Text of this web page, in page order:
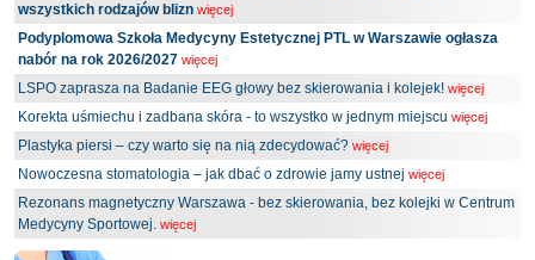
wszystkich rodzajów blizn więcej
Podyplomowa Szkoła Medycyny Estetycznej PTL w Warszawie ogłasza
nabór na rok 2026/2027 więcej
LSPO zaprasza na Badanie EEG głowy bez skierowania i kolejek! więcej
Korekta uśmiechu i zadbana skóra - to wszystko w jednym miejscu więcej
Plastyka piersi – czy warto się na nią zdecydować? więcej
Nowoczesna stomatologia – jak dbać o zdrowie jamy ustnej więcej
Rezonans magnetyczny Warszawa - bez skierowania, bez kolejki w Centrum
Medycyny Sportowej. więcej